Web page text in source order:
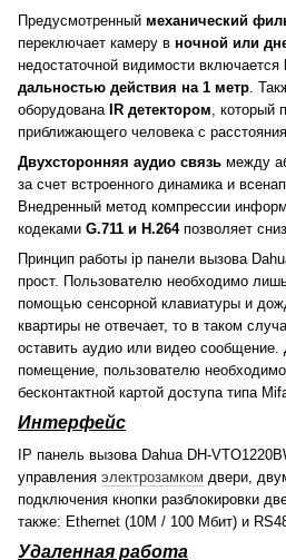
Предусмотренный механический
переключает камеру в ночной или
недостаточной видимости включается
дальностью действия на 1 метр .
оборудована IR детектором , который
приближающего человека с
Двухсторонняя аудио связь между
за счет встроенного динамика и
Внедренный метод компрессии
кодеками G.711 и H.264позволяет
Принцип работы ip панели вызова
прост. Пользователю необходимо
помощью сенсорной клавиатуры и
квартиры не отвечает, то в таком
оставить аудио или видео сообщение.
помещение, пользователю
бесконтактной картой доступа типа
Интерфейс
IP панель вызова Dahua DH-
управления электрозамком двери,
подключения кнопки разблокировки
также: Ethernet (10M / 100 Мбит) и
Удаленная работа